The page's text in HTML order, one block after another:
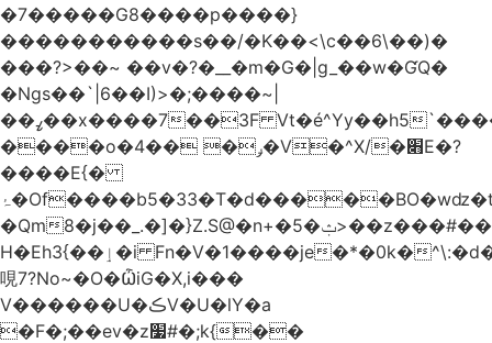
�7�����G8����p����}
�����������s ��/�K��<\c��6\��)�
���?>��~ ��v�?�__�m�G�|g_��w�ƓQ�
�Ngs��`|6� �I)>�;����~|
��ߨ��x����7��3F Vt�é^Yy��h5`����ۻ���5�"�}1k�[S��ͪ����l��blw��=��S.u}
����o�ݛ� ��4�V�^X/�׋E�?
����E{�
ۂ�Of����b5�33�T�d�����BO�wǳ�t1
�Qm8�j��_.�]�}Z.S@�n+�5�ݑ>��z���#��,s
H�Eh3{��ٳ�i Fn�V�1����je�*�0k�^\:�d�0�AOoNܰ� vLa��b�@�6��CM��H̷�~��)����h��o
哯7?No~�O�ѼiG�X,i���
V������U�ڪV�U�lY�a
�F�;��ev�z׷#�;k{��